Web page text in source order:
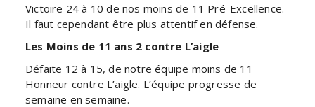
Victoire 24 à 10 de nos moins de 11 Pré-Excellence.
Il faut cependant être plus attentif en défense.
Les Moins de 11 ans 2 contre L’aigle
Défaite 12 à 15, de notre équipe moins de 11
Honneur contre L’aigle. L’équipe progresse de
semaine en semaine.